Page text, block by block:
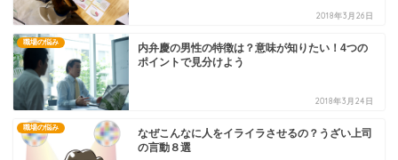
2018年3月26日
職場の悩み
内弁慶の男性の特徴は？意味が知りたい！4つの
ポイントで見分けよう
2018年3月24日
職場の悩み
なぜこんなに人をイライラさせるの？うざい上司
の言動８選